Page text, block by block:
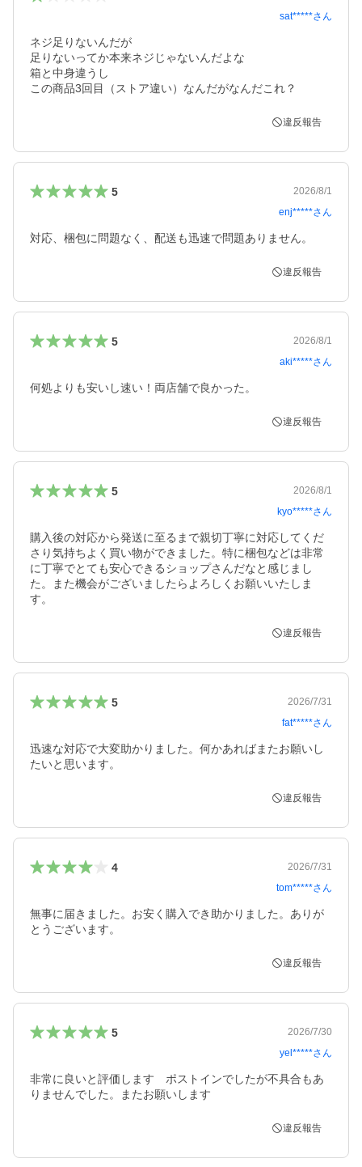
sat*****さん
ネジ足りないんだが
足りないってか本来ネジじゃないんだよな
箱と中身違うし
この商品3回目（ストア違い）なんだがなんだこれ？
違反報告
5
2026/8/1
enj*****さん
対応、梱包に問題なく、配送も迅速で問題ありません。
違反報告
5
2026/8/1
aki*****さん
何処よりも安いし速い！両店舗で良かった。
違反報告
5
2026/8/1
kyo*****さん
購入後の対応から発送に至るまで親切丁寧に対応してくだ
さり気持ちよく買い物ができました。特に梱包などは非常
に丁寧でとても安心できるショップさんだなと感じまし
た。また機会がございましたらよろしくお願いいたしま
す。
違反報告
5
2026/7/31
fat*****さん
迅速な対応で大変助かりました。何かあればまたお願いし
たいと思います。
違反報告
4
2026/7/31
tom*****さん
無事に届きました。お安く購入でき助かりました。ありが
とうございます。
違反報告
5
2026/7/30
yel*****さん
非常に良いと評価します　ポストインでしたが不具合もあ
りませんでした。またお願いします
違反報告